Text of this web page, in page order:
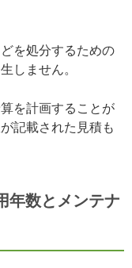
を処分するための
しません。
を計画することが
記載された見積も
年数とメンテナ